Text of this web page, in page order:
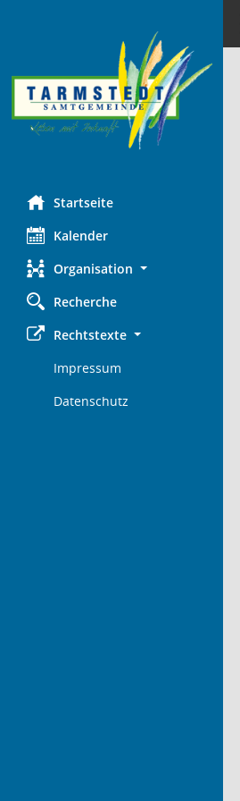
Startseite
Kalender
Organisation
Recherche
Rechtstexte
Impressum
Datenschutz